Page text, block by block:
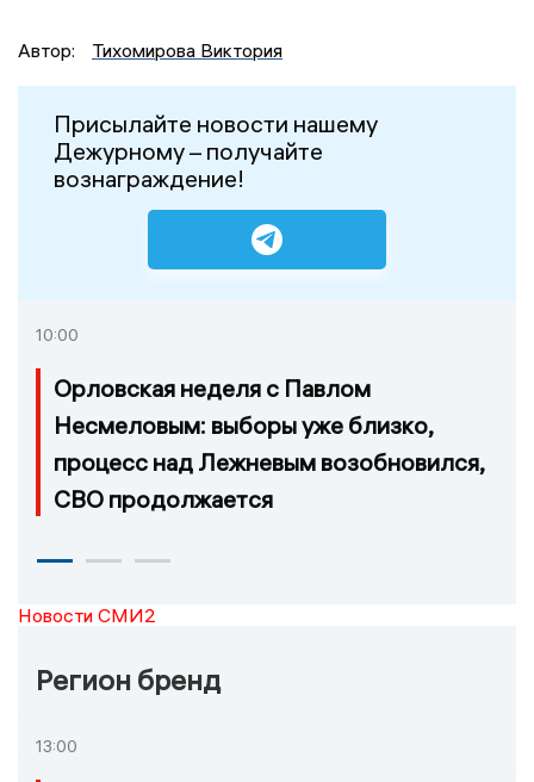
Автор: Тихомирова Виктория
Присылайте новости нашему
Дежурному – получайте
вознаграждение!
10:00
Орловская неделя с Павлом
Несмеловым: выборы уже близко,
процесс над Лежневым возобновился,
СВО продолжается
Новости СМИ2
Регион бренд
13:00